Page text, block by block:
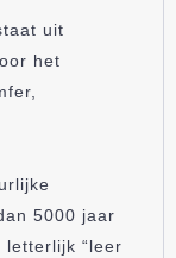
uit
het
5000 jaar
letterlijk “leer